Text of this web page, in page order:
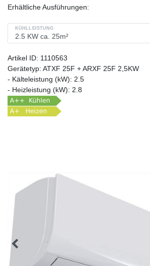
Erhältliche Ausführungen:
KÜHLLEISTUNG
Artikel ID: 1110563
Gerätetyp: ATXF 25F + ARXF 25F 2,5KW
- Kälteleistung (kW): 2.5
- Heizleistung (kW): 2.8